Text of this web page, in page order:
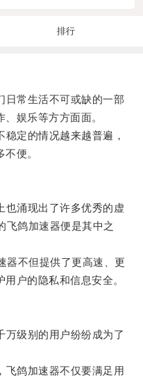
排行
常生活不可或缺的一部
娱乐等方方面面。
定的情况越来越普遍，
便。
涌现出了许多优秀的虚
飞鸽加速器便是其中之
不但提供了更高速、更
户的隐私和信息安全。
级别的用户纷纷成为了
鸽加速器不仅要满足用